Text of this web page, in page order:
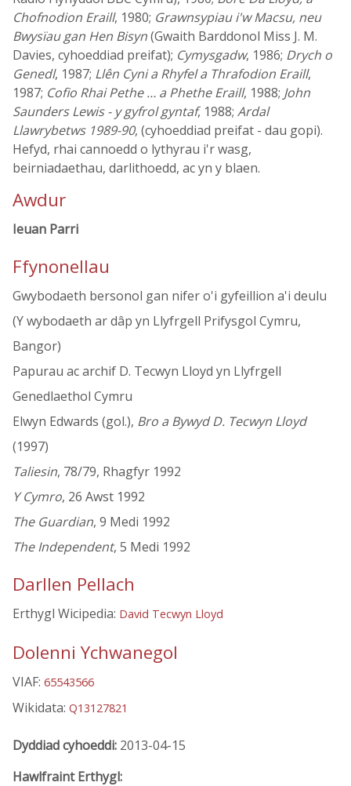
Chofnodion Eraill, 1980; Grawnsypiau i'w Macsu, neu
Bwysïau gan Hen Bisyn(Gwaith Barddonol Miss J. M.
Davies, cyhoeddiad preifat); Cymysgadw, 1986; Drych o
Genedl, 1987; Llên Cyni a Rhyfel a Thrafodion Eraill,
1987; Cofio Rhai Pethe … a Phethe Eraill, 1988; John
Saunders Lewis - y gyfrol gyntaf, 1988; Ardal
Llawrybetws 1989-90, (cyhoeddiad preifat - dau gopi).
Hefyd, rhai cannoedd o lythyrau i'r wasg,
beirniadaethau, darlithoedd, ac yn y blaen.
Awdur
Ieuan Parri
Ffynonellau
Gwybodaeth bersonol gan nifer o'i gyfeillion a'i deulu
(Y wybodaeth ar dâp yn Llyfrgell Prifysgol Cymru,
Bangor)
Papurau ac archif D. Tecwyn Lloyd yn Llyfrgell
Genedlaethol Cymru
Elwyn Edwards (gol.), Bro a Bywyd D. Tecwyn Lloyd
(1997)
Taliesin, 78/79, Rhagfyr 1992
Y Cymro, 26 Awst 1992
The Guardian, 9 Medi 1992
The Independent, 5 Medi 1992
Darllen Pellach
Erthygl Wicipedia: David Tecwyn Lloyd
Dolenni Ychwanegol
VIAF: 65543566
Wikidata: Q13127821
Dyddiad cyhoeddi: 2013-04-15
Hawlfraint Erthygl: